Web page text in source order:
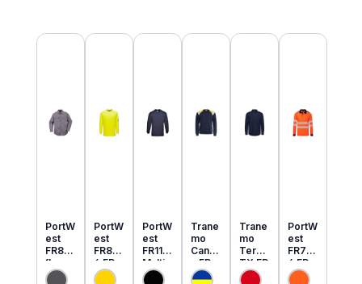
Produktgalerie überspringen
PortW
est
FR89
flamm
hemm
PortW
est
FR80
6 FR
MultiN
PortW
est
FR11
Multi
Norm
Trane
mo
Cante
x FR
MultiN
Trane
mo
Tera
TX FR
leicht
PortW
est
FR73
4 FR
MultiN